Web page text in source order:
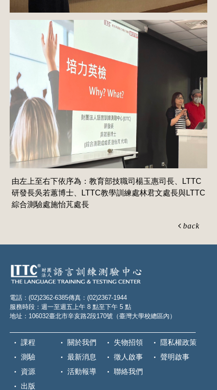
由左上至右下依序為：教育部技職司楊玉惠司長、LTTC
研發長吳若蕙博士、LTTC教學訓練處林君文處長與LTTC
綜合測驗處施怡芃處長
back
電話：(02)2362-6385傳真：(02)2367-1944
服務時段：週一至週五上午 8 點至下午 5 點
地址：106032臺北市辛亥路2段170號（臺灣大學校總區內）
課程
測驗
資源
出版
關於我們
最新消息
活動報導
失物招領
徵人啟事
聯絡我們
隱私權政策
聲明啟事